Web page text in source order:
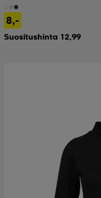
8,-
Suositushinta 12,99